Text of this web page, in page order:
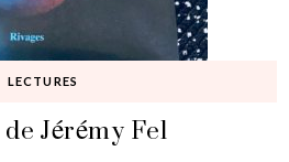
LECTURES
Jérémy Fel